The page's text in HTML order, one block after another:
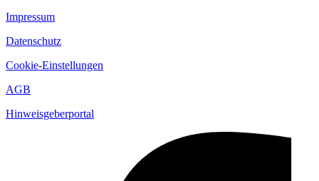
Impressum
Datenschutz
Cookie-Einstellungen
AGB
Hinweisgeberportal